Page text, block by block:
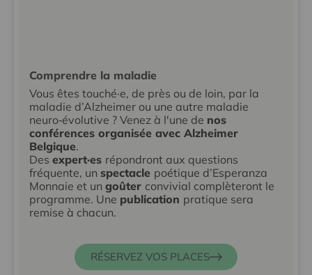
Comprendre la maladie
Vous êtes touché·e, de près ou de loin, par la
maladie d’Alzheimer ou une autre maladie
neuro‑évolutive ? Venez à l'une de nos
conférences organisée avec Alzheimer
Belgique.
Des expert·es répondront aux questions
fréquente, un spectacle poétique d’Esperanza
Monnaie et un goûter convivial complèteront le
programme. Une publication pratique sera
remise à chacun.
RÉSERVEZ VOS PLACES